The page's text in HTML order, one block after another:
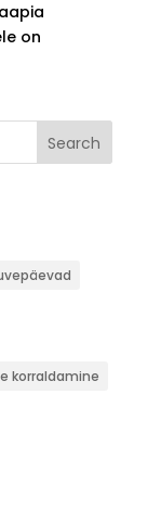
on
Search
korraldamine